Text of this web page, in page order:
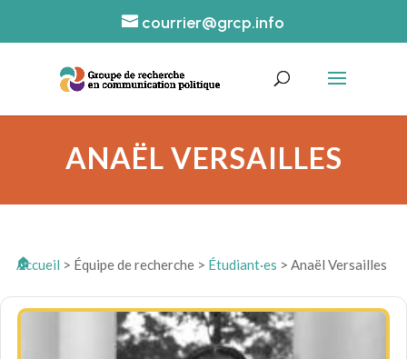
courrier@grcp.info
ANAËL VERSAILLES
Accueil > Équipe de recherche > Étudiant·es > Anaël Versailles